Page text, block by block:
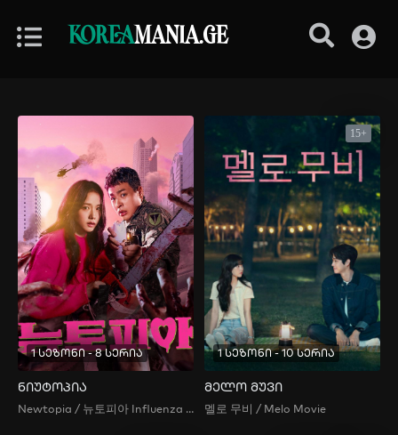
KOREAMANIA.GE
1 სეზონი - 8 სერია
ნიუტოპია
Newtopia / 뉴토피아 Influenza , Inpeulruenja , Nyutopia , 인플루엔자
15+
1 სეზონი - 10 სერია
მელო მუვი
멜로 무비 / Melo Movie